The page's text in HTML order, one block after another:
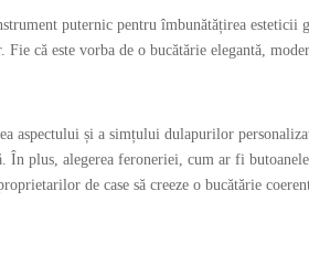
puternic pentru îmbunătățirea
că este vorba de o bucătărie elegantă,
aspectului și a simțului dulapurilor
plus, alegerea feroneriei, cum ar fi
de case să creeze o bucătărie